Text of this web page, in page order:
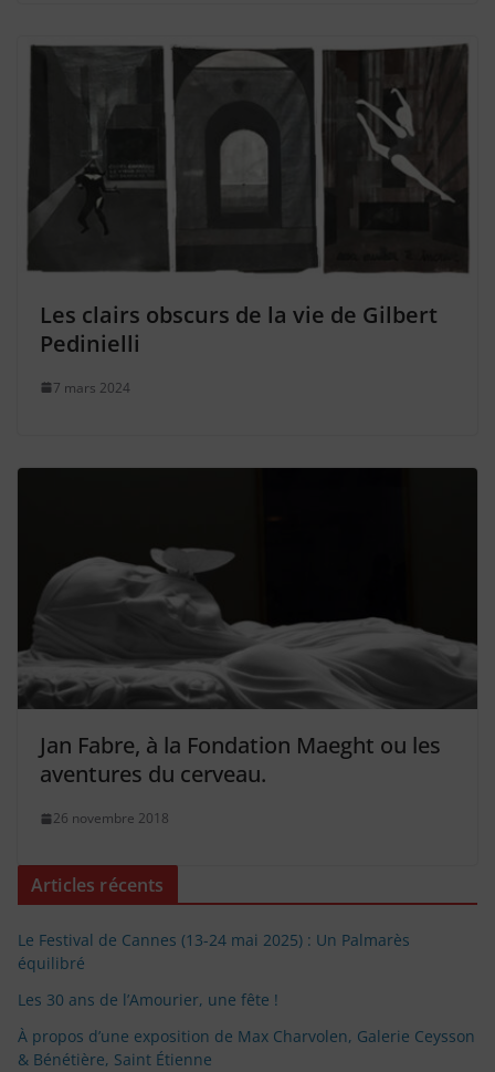
Les clairs obscurs de la vie de Gilbert
Pedinielli
7 mars 2024
Jan Fabre, à la Fondation Maeght ou les
aventures du cerveau.
26 novembre 2018
Articles récents
Le Festival de Cannes (13-24 mai 2025) : Un Palmarès
équilibré
Les 30 ans de l’Amourier, une fête !
À propos d’une exposition de Max Charvolen, Galerie Ceysson
& Bénétière, Saint Étienne